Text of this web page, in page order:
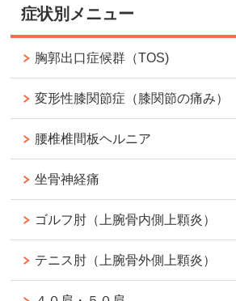
症状別メニュー
胸郭出口症候群（TOS)
変形性膝関節症（膝関節の痛み）
腰椎椎間板ヘルニア
坐骨神経痛
ゴルフ肘（上腕骨内側上顆炎）
テニス肘（上腕骨外側上顆炎）